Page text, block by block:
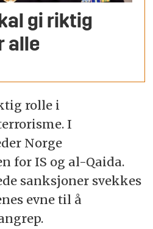
gi riktig
alle
rolle i
I
Norge
for IS og al-Qaida.
sanksjoner svekkes
evne til å